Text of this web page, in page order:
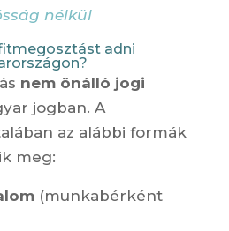
nélkül
adni
nem önálló jogi
jogban. A
az alábbi formák
meg:
(munkabérként